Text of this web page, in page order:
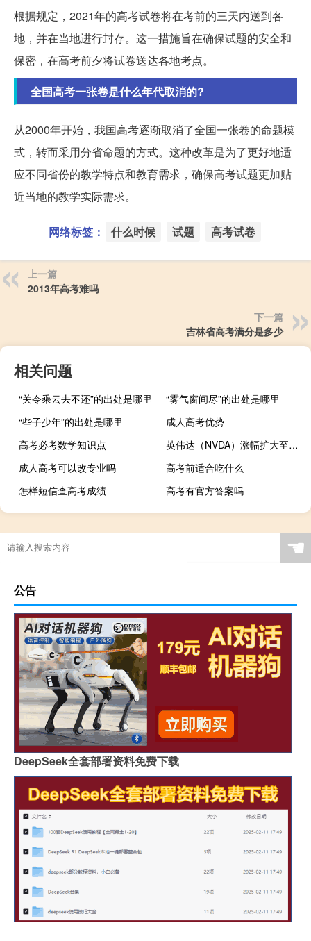
根据规定，2021年的高考试卷将在考前的三天内送到各
地，并在当地进行封存。这一措施旨在确保试题的安全和
保密，在高考前夕将试卷送达各地考点。
全国高考一张卷是什么年代取消的?
从2000年开始，我国高考逐渐取消了全国一张卷的命题模
式，转而采用分省命题的方式。这种改革是为了更好地适
应不同省份的教学特点和教育需求，确保高考试题更加贴
近当地的教学实际需求。
网络标签： 什么时候 试题 高考试卷
上一篇
2013年高考难吗
下一篇
吉林省高考满分是多少
相关问题
“关令乘云去不还”的出处是哪里
“雾气窗间尽”的出处是哪里
“些子少年”的出处是哪里
成人高考优势
高考必考数学知识点
英伟达（NVDA）涨幅扩大至超过7%报437.30美元带动费城半导体指数涨超2.7%
成人高考可以改专业吗
高考前适合吃什么
怎样短信查高考成绩
高考有官方答案吗
☚
公告
DeepSeek全套部署资料免费下载